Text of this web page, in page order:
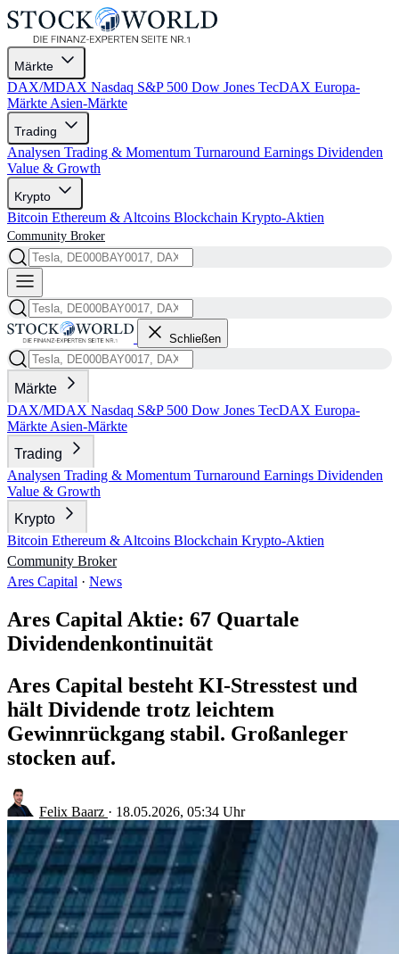
Märkte
DAX/MDAX Nasdaq S&P 500 Dow Jones TecDAX Europa-
Märkte Asien-Märkte
Trading
Analysen Trading & Momentum Turnaround Earnings Dividenden
Value & Growth
Krypto
Bitcoin Ethereum & Altcoins Blockchain Krypto-Aktien
Community Broker
Schließen
Märkte
DAX/MDAX Nasdaq S&P 500 Dow Jones TecDAX Europa-
Märkte Asien-Märkte
Trading
Analysen Trading & Momentum Turnaround Earnings Dividenden
Value & Growth
Krypto
Bitcoin Ethereum & Altcoins Blockchain Krypto-Aktien
Community Broker
Ares Capital · News
Ares Capital Aktie: 67 Quartale
Dividendenkontinuität
Ares Capital besteht KI-Stresstest und
hält Dividende trotz leichtem
Gewinnrückgang stabil. Großanleger
stocken auf.
Felix Baarz · 18.05.2026, 05:34 Uhr